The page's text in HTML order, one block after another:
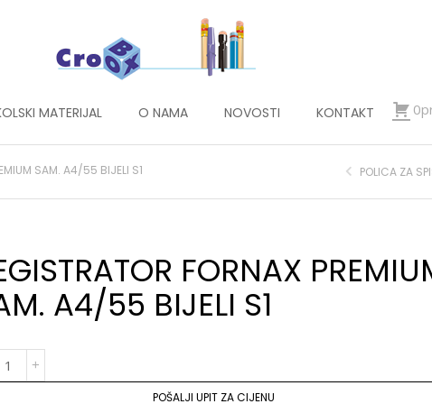
MATERIJAL O NAMA NOVOSTI KONTAKT
SAM. A4/55 BIJELI S1
FORNAX
A4/55 BIJELI S1
POŠALJI UPIT ZA CIJENU